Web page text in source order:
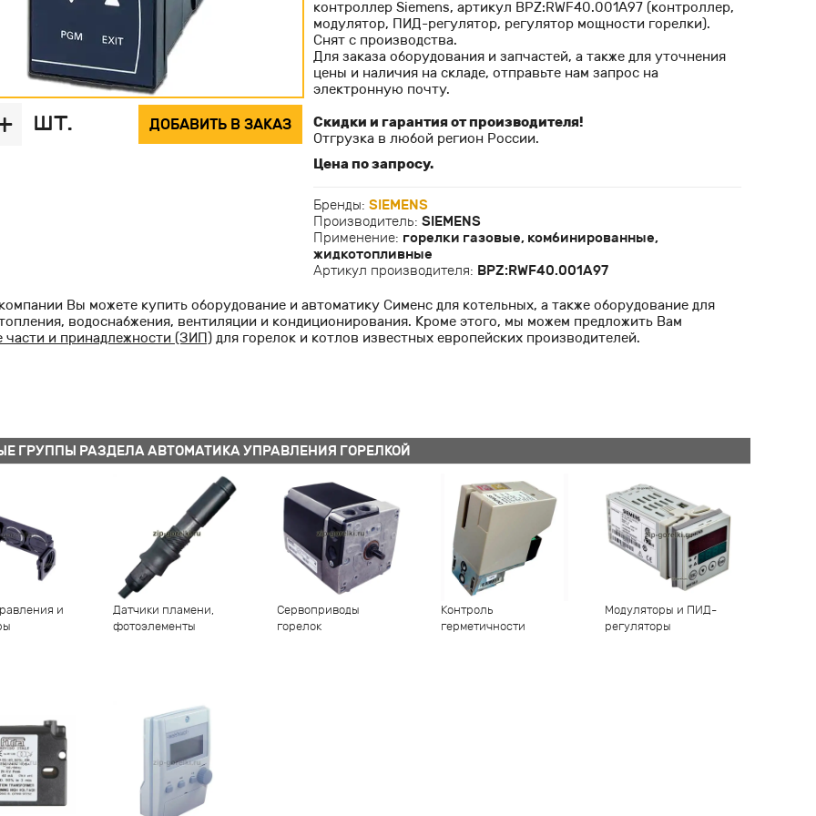
шт. ДОБАВИТЬ В ЗАКАЗ
контроллер Siemens, артикул BPZ:RWF40.001A97 (контроллер,
модулятор, ПИД-регулятор, регулятор мощности горелки).
Снят с производства.
Для заказа оборудования и запчастей, а также для уточнения
цены и наличия на складе, отправьте нам запрос на
электронную почту.
Скидки и гарантия от производителя!
Отгрузка в любой регион России.
Цена по запросу.
Бренды: SIEMENS
Производитель: SIEMENS
Применение: горелки газовые, комбинированные,
жидкотопливные
Артикул производителя: BPZ:RWF40.001A97
Вы можете купить оборудование и автоматику Сименс для котельных, а также оборудование для
водоснабжения, вентиляции и кондиционирования. Кроме этого, мы можем предложить Вам
части и принадлежности (ЗИП) для горелок и котлов известных европейских производителей.
ГРУППЫ РАЗДЕЛА АВТОМАТИКА УПРАВЛЕНИЯ ГОРЕЛКОЙ
и
Датчики пламени,
фотоэлементы
Сервоприводы
горелок
Контроль
герметичности
Модуляторы и ПИД-
регуляторы